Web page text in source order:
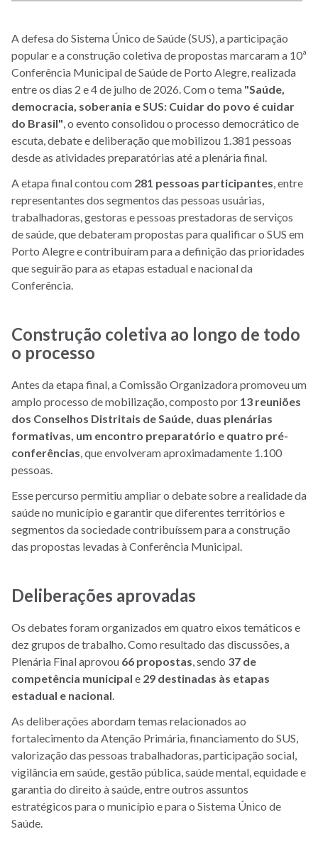
A defesa do Sistema Único de Saúde (SUS), a participação
popular e a construção coletiva de propostas marcaram a 10ª
Conferência Municipal de Saúde de Porto Alegre, realizada
entre os dias 2 e 4 de julho de 2026. Com o tema "Saúde,
democracia, soberania e SUS: Cuidar do povo é cuidar
do Brasil", o evento consolidou o processo democrático de
escuta, debate e deliberação que mobilizou 1.381 pessoas
desde as atividades preparatórias até a plenária final.
A etapa final contou com 281 pessoas participantes, entre
representantes dos segmentos das pessoas usuárias,
trabalhadoras, gestoras e pessoas prestadoras de serviços
de saúde, que debateram propostas para qualificar o SUS em
Porto Alegre e contribuíram para a definição das prioridades
que seguirão para as etapas estadual e nacional da
Conferência.
Construção coletiva ao longo de todo
o processo
Antes da etapa final, a Comissão Organizadora promoveu um
amplo processo de mobilização, composto por 13 reuniões
dos Conselhos Distritais de Saúde, duas plenárias
formativas, um encontro preparatório e quatro pré-
conferências, que envolveram aproximadamente 1.100
pessoas.
Esse percurso permitiu ampliar o debate sobre a realidade da
saúde no município e garantir que diferentes territórios e
segmentos da sociedade contribuíssem para a construção
das propostas levadas à Conferência Municipal.
Deliberações aprovadas
Os debates foram organizados em quatro eixos temáticos e
dez grupos de trabalho. Como resultado das discussões, a
Plenária Final aprovou 66 propostas, sendo 37 de
competência municipal e 29 destinadas às etapas
estadual e nacional.
As deliberações abordam temas relacionados ao
fortalecimento da Atenção Primária, financiamento do SUS,
valorização das pessoas trabalhadoras, participação social,
vigilância em saúde, gestão pública, saúde mental, equidade e
garantia do direito à saúde, entre outros assuntos
estratégicos para o município e para o Sistema Único de
Saúde.